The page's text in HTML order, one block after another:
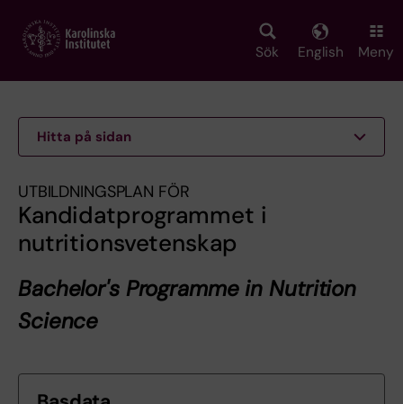
main
Sök English Meny
Hitta på sidan
UTBILDNINGSPLAN FÖR
Kandidatprogrammet i
nutritionsvetenskap
Bachelor's Programme in Nutrition
Science